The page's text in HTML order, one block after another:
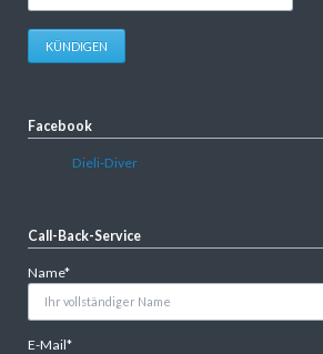
KÜNDIGEN
Facebook
Dieli-Diver
Call-Back-Service
Pflichtfeld
Name*
Pflichtfeld
E-Mail*